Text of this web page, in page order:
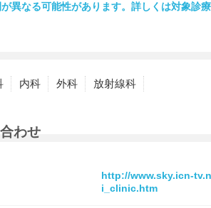
異なる可能性があります。詳しくは対象診
内科 外科 放射線科
わせ
http://www.sky.icn-
i_clinic.htm